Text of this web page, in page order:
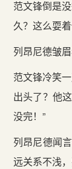
范文锋倒是
久？这么耍
列昂尼德皱
范文锋冷笑
出头了？他
没完！”
列昂尼德闻
远关系不浅